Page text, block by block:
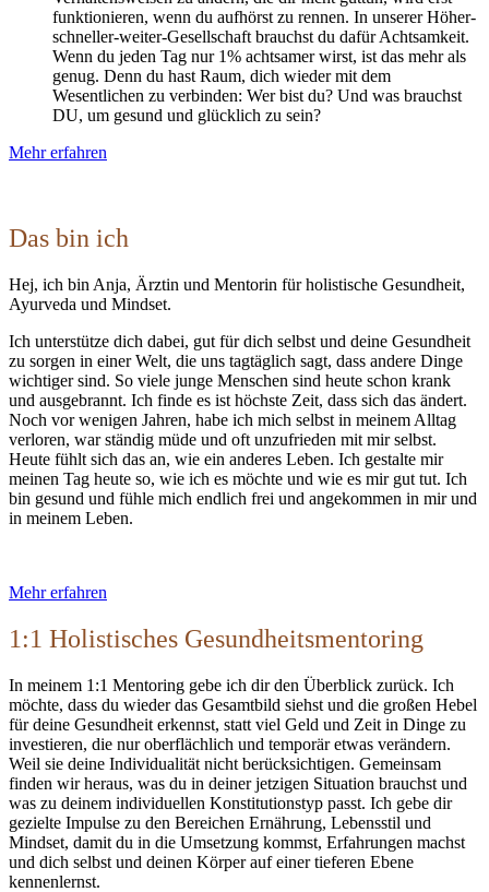
funktionieren, wenn du aufhörst zu rennen. In unserer Höher-
schneller-weiter-Gesellschaft brauchst du dafür Achtsamkeit.
Wenn du jeden Tag nur 1% achtsamer wirst, ist das mehr als
genug. Denn du hast Raum, dich wieder mit dem
Wesentlichen zu verbinden: Wer bist du? Und was brauchst
DU, um gesund und glücklich zu sein?
Mehr erfahren
Das bin ich
Hej, ich bin Anja, Ärztin und Mentorin für holistische Gesundheit,
Ayurveda und Mindset.
Ich unterstütze dich dabei, gut für dich selbst und deine Gesundheit
zu sorgen in einer Welt, die uns tagtäglich sagt, dass andere Dinge
wichtiger sind. So viele junge Menschen sind heute schon krank
und ausgebrannt. Ich finde es ist höchste Zeit, dass sich das ändert.
Noch vor wenigen Jahren, habe ich mich selbst in meinem Alltag
verloren, war ständig müde und oft unzufrieden mit mir selbst.
Heute fühlt sich das an, wie ein anderes Leben. Ich gestalte mir
meinen Tag heute so, wie ich es möchte und wie es mir gut tut. Ich
bin gesund und fühle mich endlich frei und angekommen in mir und
in meinem Leben.
Mehr erfahren
1:1 Holistisches Gesundheitsmentoring
In meinem 1:1 Mentoring gebe ich dir den Überblick zurück. Ich
möchte, dass du wieder das Gesamtbild siehst und die großen Hebel
für deine Gesundheit erkennst, statt viel Geld und Zeit in Dinge zu
investieren, die nur oberflächlich und temporär etwas verändern.
Weil sie deine Individualität nicht berücksichtigen. Gemeinsam
finden wir heraus, was du in deiner jetzigen Situation brauchst und
was zu deinem individuellen Konstitutionstyp passt. Ich gebe dir
gezielte Impulse zu den Bereichen Ernährung, Lebensstil und
Mindset, damit du in die Umsetzung kommst, Erfahrungen machst
und dich selbst und deinen Körper auf einer tieferen Ebene
kennenlernst.